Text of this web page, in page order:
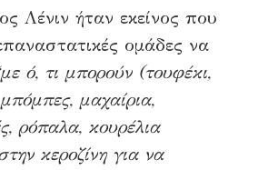
Λένιν ήταν εκείνος που
ομάδες να
ό, τι μπορούν (τουφέκι,
μαχαίρια,
ρόπαλα, κουρέλια
κεροζίνη για να